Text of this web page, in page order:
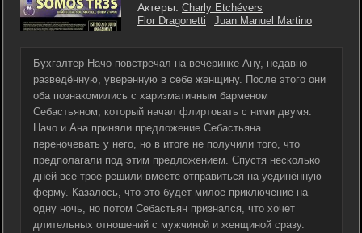
Актеры: Charly Etchévers
Flor Dragonetti
Juan Manuel Martino
Бухгалтер Начо повстречал на вечеринке Ану, недавно
разведённую, уверенную в себе женщину. После этого они
оба познакомились с харизматичным барменом
Себастьяном, который начал флиртовать с ними двумя.
Начо и Ана приняли предложение Себастьяна
переночевать у него, но в итоге не получили того, что
предполагали под этим предложением. Спустя несколько
дней все трое решили вместе отправиться на уединённую
ферму. Казалось, что это будет милое приключение на
одну ночь, но потом Себастьян признался, что хочет
длительных отношений с мужчиной и женщиной сразу.